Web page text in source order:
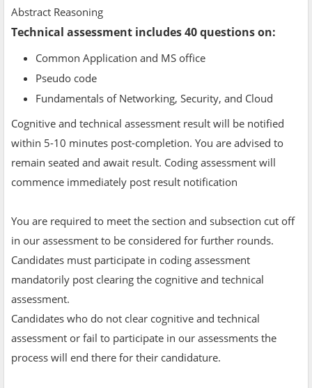
Abstract Reasoning
Technical assessment includes 40 questions on:
Common Application and MS office
Pseudo code
Fundamentals of Networking, Security, and Cloud
Cognitive and technical assessment result will be notified
within 5-10 minutes post-completion. You are advised to
remain seated and await result. Coding assessment will
commence immediately post result notification
You are required to meet the section and subsection cut off
in our assessment to be considered for further rounds.
Candidates must participate in coding assessment
mandatorily post clearing the cognitive and technical
assessment.
Candidates who do not clear cognitive and technical
assessment or fail to participate in our assessments the
process will end there for their candidature.